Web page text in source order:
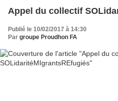
Appel du collectif
Publié le 10/02/2017 à 14:30
Par groupe Proudhon FA